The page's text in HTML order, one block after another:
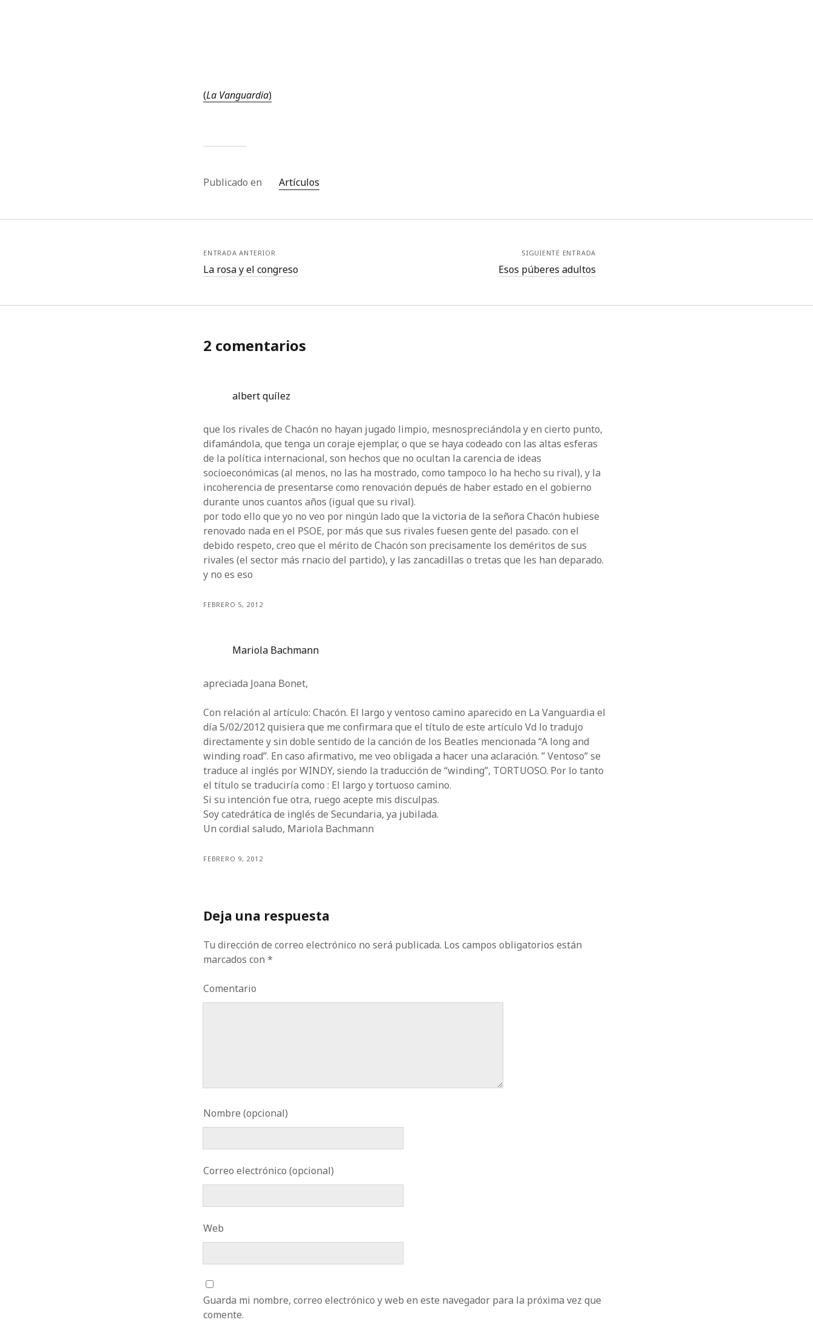
(La Vanguardia)
Publicado en Artículos
ENTRADA ANTERIOR
La rosa y el congreso
SIGUIENTE ENTRADA
Esos púberes adultos
2 comentarios
albert quílez
que los rivales de Chacón no hayan jugado limpio, mesnospreciándola y en cierto punto,
difamándola, que tenga un coraje ejemplar, o que se haya codeado con las altas esferas
de la política internacional, son hechos que no ocultan la carencia de ideas
socioeconómicas (al menos, no las ha mostrado, como tampoco lo ha hecho su rival), y la
incoherencia de presentarse como renovación depués de haber estado en el gobierno
durante unos cuantos años (igual que su rival).
por todo ello que yo no veo por ningún lado que la victoria de la señora Chacón hubiese
renovado nada en el PSOE, por más que sus rivales fuesen gente del pasado. con el
debido respeto, creo que el mérito de Chacón son precisamente los deméritos de sus
rivales (el sector más rnacio del partido), y las zancadillas o tretas que les han deparado.
y no es eso
FEBRERO 5, 2012
Mariola Bachmann
apreciada Joana Bonet,
Con relación al artículo: Chacón. El largo y ventoso camino aparecido en La Vanguardia el
día 5/02/2012 quisiera que me confirmara que el título de este artículo Vd lo tradujo
directamente y sin doble sentido de la canción de los Beatles mencionada “A long and
winding road”. En caso afirmativo, me veo obligada a hacer una aclaración. ” Ventoso” se
traduce al inglés por WINDY, siendo la traducción de “winding”, TORTUOSO. Por lo tanto
el título se traduciría como : El largo y tortuoso camino.
Si su intención fue otra, ruego acepte mis disculpas.
Soy catedrática de inglés de Secundaria, ya jubilada.
Un cordial saludo, Mariola Bachmann
FEBRERO 9, 2012
Deja una respuesta
Tu dirección de correo electrónico no será publicada. Los campos obligatorios están
marcados con*
Comentario
Nombre (opcional)
Correo electrónico (opcional)
Web
Guarda mi nombre, correo electrónico y web en este navegador para la próxima vez que
comente.